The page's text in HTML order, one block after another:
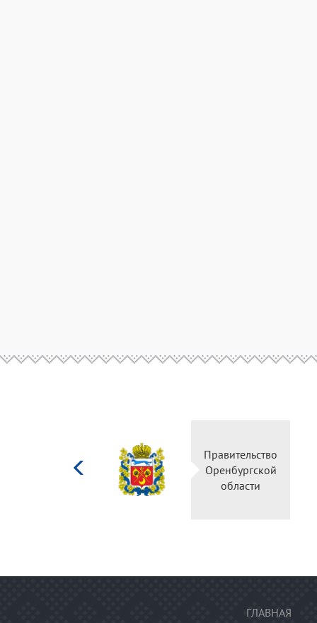
Правительство
Оренбургской
области
ГЛАВНАЯ